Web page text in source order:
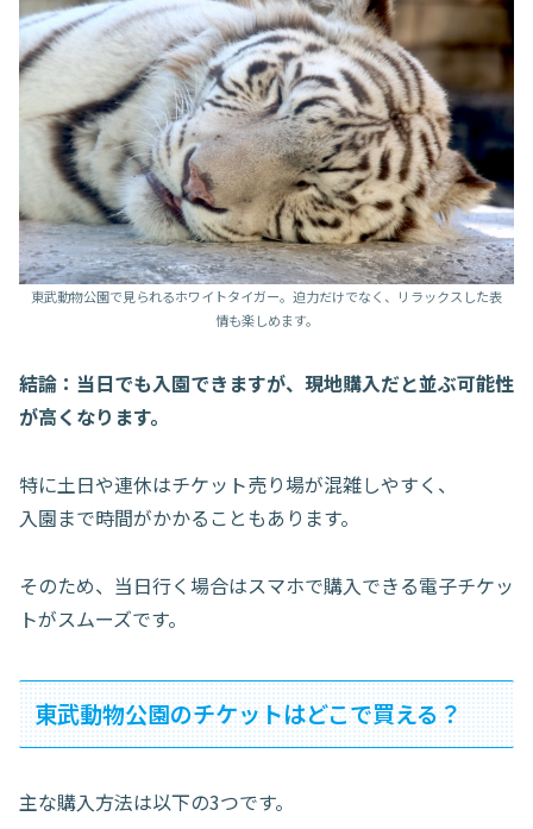
東武動物公園で見られるホワイトタイガー。迫力だけでなく、リラックスした表
情も楽しめます。
結論：当日でも入園できますが、現地購入だと並ぶ可能性
が高くなります。
特に土日や連休はチケット売り場が混雑しやすく、
入園まで時間がかかることもあります。
そのため、当日行く場合はスマホで購入できる電子チケッ
トがスムーズです。
東武動物公園のチケットはどこで買える？
主な購入方法は以下の3つです。